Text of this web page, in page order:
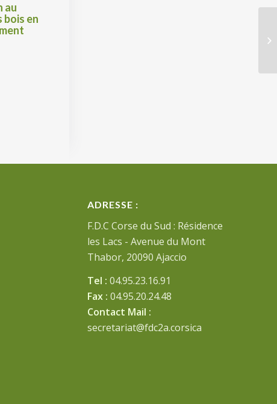
au
en
ADRESSE :
F.D.C Corse du Sud : Résidence
les Lacs - Avenue du Mont
Thabor, 20090 Ajaccio
Tel : 04.95.23.16.91
Fax : 04.95.20.24.48
Contact Mail :
secretariat@fdc2a.corsica